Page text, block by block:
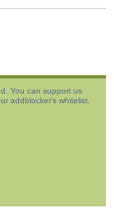
You can support us
addblocker's whitelist.